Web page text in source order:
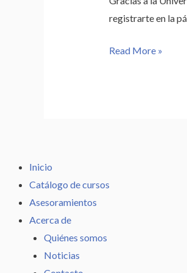
registrarte en la
confinamiento
Read More »
Inicio
Catálogo de cursos
Asesoramientos
Acerca de
Quiénes somos
Noticias